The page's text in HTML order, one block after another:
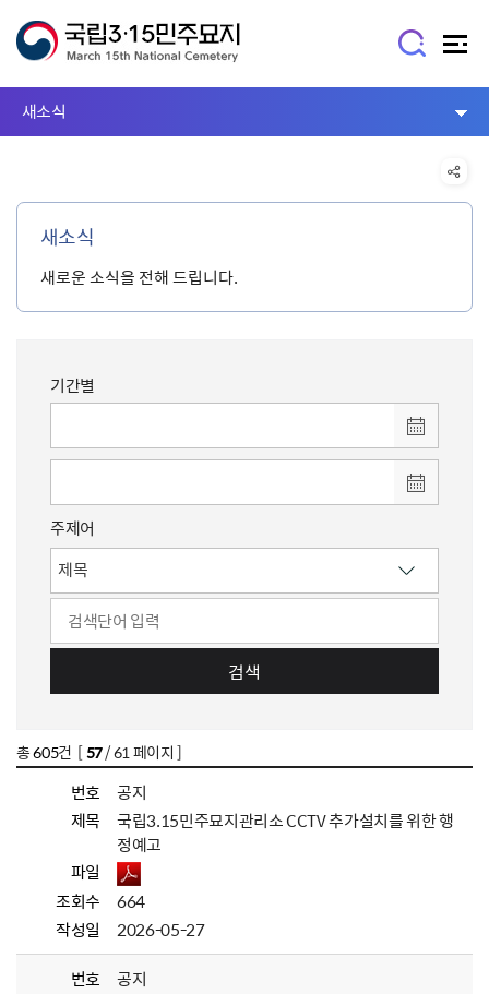
새소식
새소식
새로운 소식을 전해 드립니다.
기간별
주제어
검색
총605건 [57/ 61 페이지 ]
번호
공지
제목
국립3.15민주묘지관리소 CCTV 추가설치를 위한 행
정예고
파일
조회수
664
작성일
2026-05-27
번호
공지